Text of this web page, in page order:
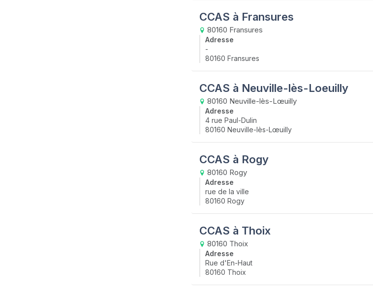
CCAS à Fransures
80160 Fransures
Adresse
-
80160 Fransures
CCAS à Neuville-lès-Loeuilly
80160 Neuville-lès-Lœuilly
Adresse
4 rue Paul-Dulin
80160 Neuville-lès-Lœuilly
CCAS à Rogy
80160 Rogy
Adresse
rue de la ville
80160 Rogy
CCAS à Thoix
80160 Thoix
Adresse
Rue d'En-Haut
80160 Thoix